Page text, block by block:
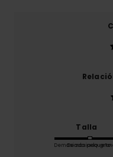
Talla
Demasiado pequeño
Demasiado